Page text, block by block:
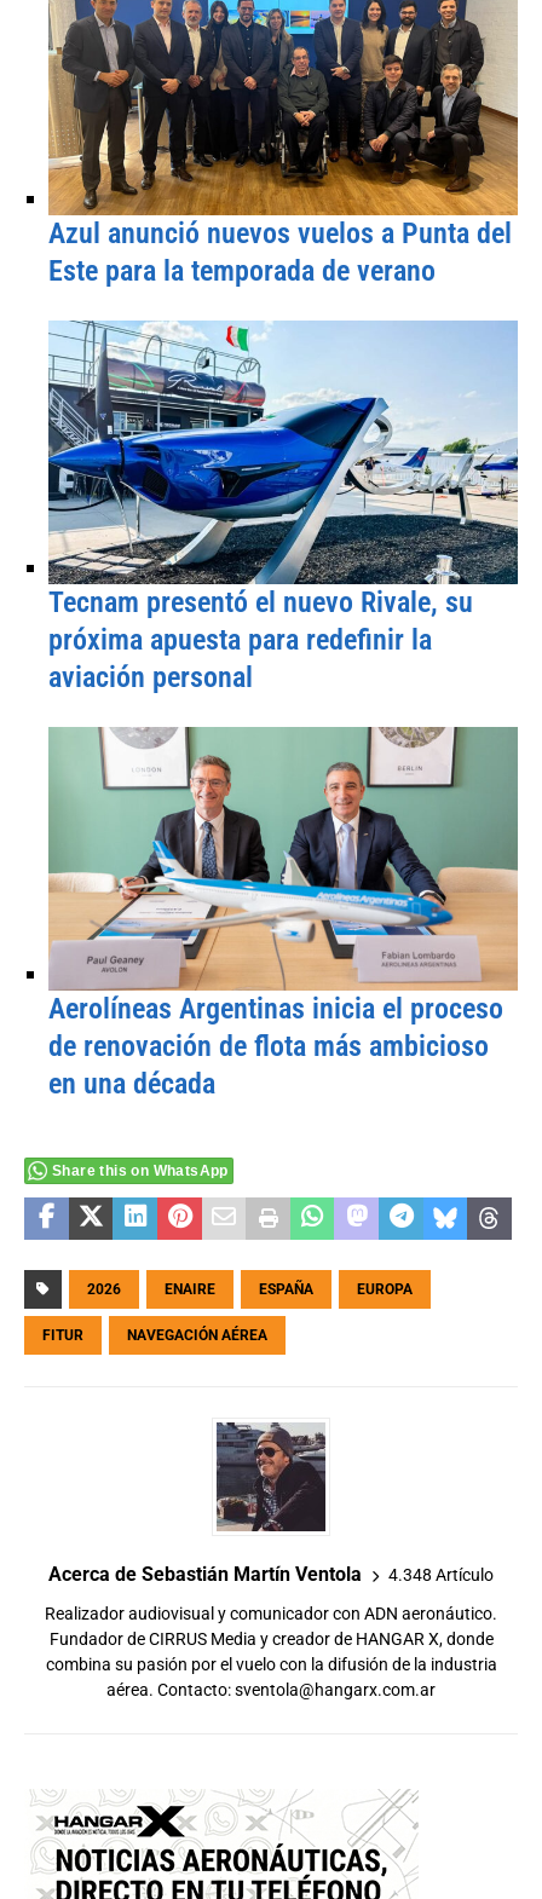
Azul anunció nuevos vuelos a Punta del
Este para la temporada de verano
Tecnam presentó el nuevo Rivale, su
próxima apuesta para redefinir la
aviación personal
Aerolíneas Argentinas inicia el proceso
de renovación de flota más ambicioso
en una década
Share this on WhatsApp
2026 ENAIRE ESPAÑA EUROPA
FITUR NAVEGACIÓN AÉREA
Acerca de Sebastián Martín Ventola 4.348 Artículo
Realizador audiovisual y comunicador con ADN aeronáutico.
Fundador de CIRRUS Media y creador de HANGAR X, donde
combina su pasión por el vuelo con la difusión de la industria
aérea. Contacto:sventola@hangarx.com.ar